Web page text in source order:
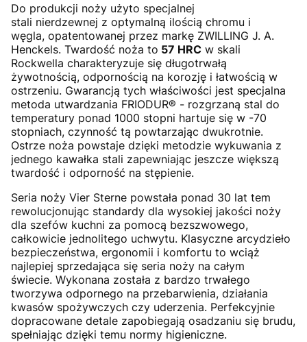
Do produkcji noży użyto specjalnej
stali nierdzewnej z optymalną ilością chromu i
węgla, opatentowanej przez markę ZWILLING J. A.
Henckels. Twardość noża to 57 HRC w skali
Rockwella charakteryzuje się długotrwałą
żywotnością, odpornością na korozję i łatwością w
ostrzeniu. Gwarancją tych właściwości jest specjalna
metoda utwardzania FRIODUR® - rozgrzaną stal do
temperatury ponad 1000 stopni hartuje się w -70
stopniach, czynność tą powtarzając dwukrotnie.
Ostrze noża powstaje dzięki metodzie wykuwania z
jednego kawałka stali zapewniając jeszcze większą
twardość i odporność na stępienie.
Seria noży Vier Sterne powstała ponad 30 lat tem
rewolucjonując standardy dla wysokiej jakości noży
dla szefów kuchni za pomocą bezszwowego,
całkowicie jednolitego uchwytu. Klasyczne arcydzieło
bezpieczeństwa, ergonomii i komfortu to wciąż
najlepiej sprzedająca się seria noży na całym
świecie. Wykonana została z bardzo trwałego
tworzywa odpornego na przebarwienia, działania
kwasów spożywczych czy uderzenia. Perfekcyjnie
dopracowane detale zapobiegają osadzaniu się brudu,
spełniając dzięki temu normy higieniczne.